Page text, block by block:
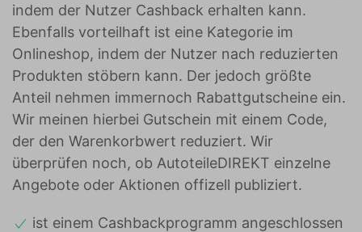
indem der Nutzer Cashback erhalten kann.
Ebenfalls vorteilhaft ist eine Kategorie im
Onlineshop, indem der Nutzer nach reduzierten
Produkten stöbern kann. Der jedoch größte
Anteil nehmen immernoch Rabattgutscheine ein.
Wir meinen hierbei Gutschein mit einem Code,
der den Warenkorbwert reduziert. Wir
überprüfen noch, ob AutoteileDIREKT einzelne
Angebote oder Aktionen offizell publiziert.
ist einem Cashbackprogramm angeschlossen